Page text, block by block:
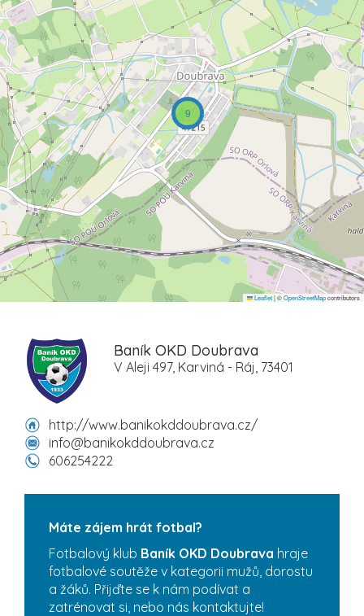
9
Leaflet|©OpenStreetMapcontributors
Baník OKD Doubrava
V Aleji 497, Karviná - Ráj, 73401
http://www.banikokddoubrava.cz/
info@banikokddoubrava.cz
606254222
Máte zájem hrát fotbal?
Fotbalový klub Baník OKD Doubrava hraje
fotbalové soutěže v kategorii mužů, dorostu
a žáků. Přijďte se k nám podívat a
zatrénovat si, nebo nás kontaktujte!